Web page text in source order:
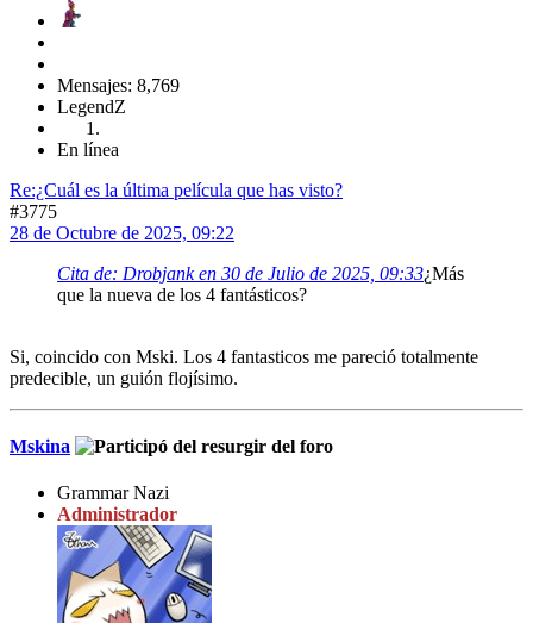
Mensajes: 8,769
LegendZ
En línea
Re:¿Cuál es la última película que has visto?
#3775
28 de Octubre de 2025, 09:22
Cita de: Drobjank en 30 de Julio de 2025, 09:33¿Más
que la nueva de los 4 fantásticos?
Si, coincido con Mski. Los 4 fantasticos me pareció totalmente
predecible, un guión flojísimo.
Mskina
Grammar Nazi
Administrador